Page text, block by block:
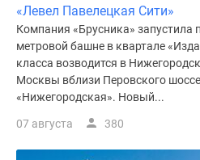
водоема
Коттеджные
поселки
ипотеку
центры
Коттеджи
«Левел Павелецкая Сити»
Компания «Брусника» запустила
метровой башне в квартале
класса возводится в
Москвы вблизи Перовского
«Нижегородская». Новый...
07 августа 380